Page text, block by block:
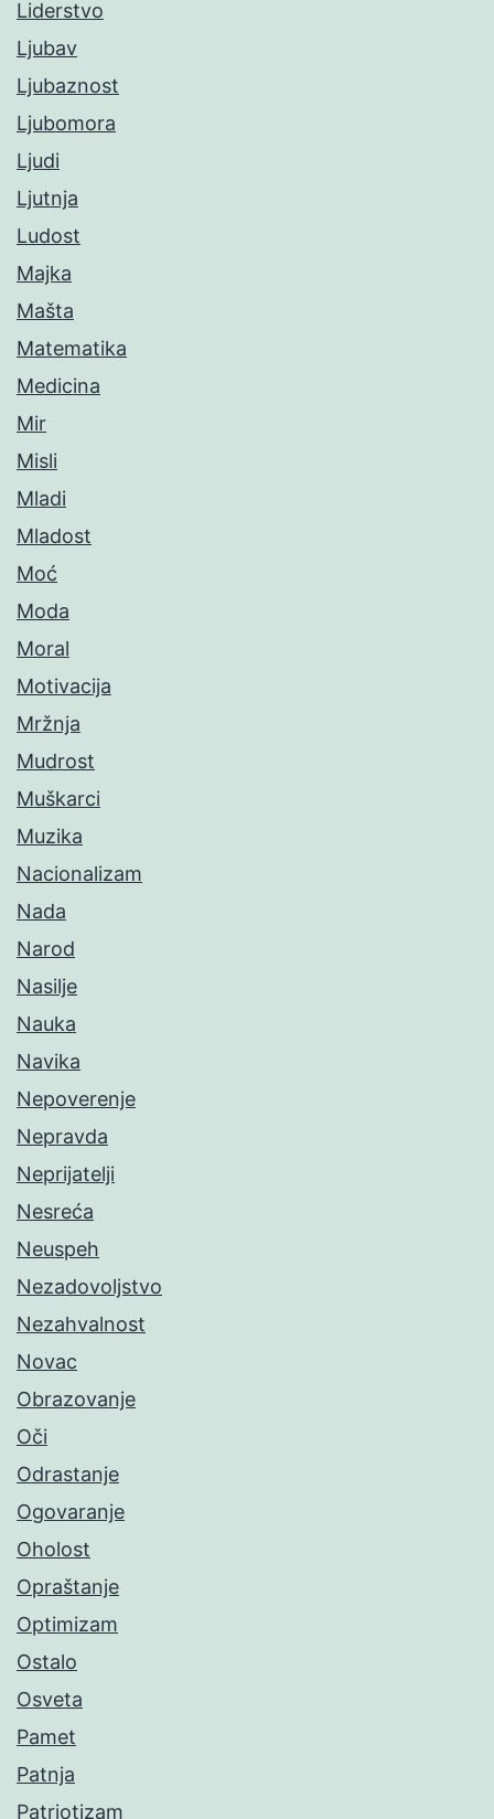
Liderstvo
Ljubav
Ljubaznost
Ljubomora
Ljudi
Ljutnja
Ludost
Majka
Mašta
Matematika
Medicina
Mir
Misli
Mladi
Mladost
Moć
Moda
Moral
Motivacija
Mržnja
Mudrost
Muškarci
Muzika
Nacionalizam
Nada
Narod
Nasilje
Nauka
Navika
Nepoverenje
Nepravda
Neprijatelji
Nesreća
Neuspeh
Nezadovoljstvo
Nezahvalnost
Novac
Obrazovanje
Oči
Odrastanje
Ogovaranje
Oholost
Opraštanje
Optimizam
Ostalo
Osveta
Pamet
Patnja
Patriotizam